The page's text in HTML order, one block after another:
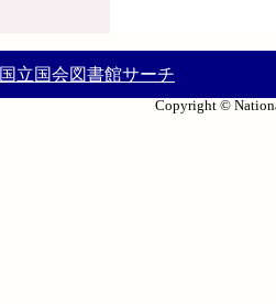
国立国会図書館サーチ
Copyright ©